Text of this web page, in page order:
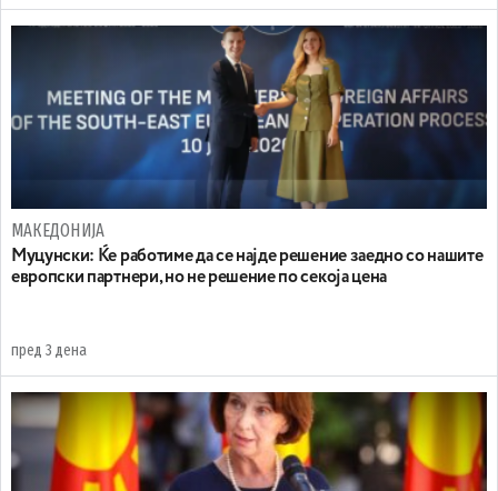
МАКЕДОНИЈА
Муцунски: Ќе работиме да се најде решение заедно со нашите
европски партнери, но не решение по секоја цена
пред 3 дена